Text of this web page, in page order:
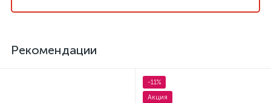
Рекомендации
-11%
Акция